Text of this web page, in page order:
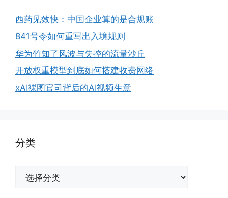
西药见效快：中国企业算的是合规账
841号令如何重写出入境规则
华为竹知了风波与失控的流量沙丘
开放权重模型到底如何搭建收费网络
xAI裸图官司背后的AI视频生意
分类